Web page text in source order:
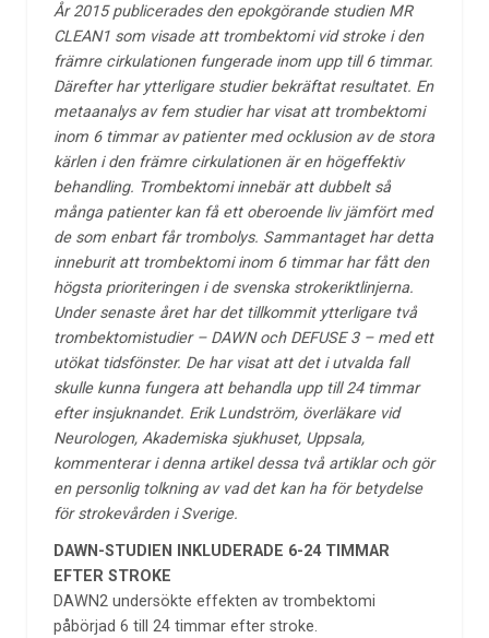
År 2015 publicerades den epokgörande studien MR
CLEAN1 som visade att trombektomi vid stroke i den
främre cirkulationen fungerade inom upp till 6 timmar.
Därefter har ytterligare studier bekräftat resultatet. En
metaanalys av fem studier har visat att trombektomi
inom 6 timmar av patienter med ocklusion av de stora
kärlen i den främre cirkulationen är en högeffektiv
behandling. Trombektomi innebär att dubbelt så
många patienter kan få ett oberoende liv jämfört med
de som enbart får trombolys. Sammantaget har detta
inneburit att trombektomi inom 6 timmar har fått den
högsta prioriteringen i de svenska strokeriktlinjerna.
Under senaste året har det tillkommit ytterligare två
trombektomistudier – DAWN och DEFUSE 3 – med ett
utökat tidsfönster. De har visat att det i utvalda fall
skulle kunna fungera att behandla upp till 24 timmar
efter insjuknandet. Erik Lundström, överläkare vid
Neurologen, Akademiska sjukhuset, Uppsala,
kommenterar i denna artikel dessa två artiklar och gör
en personlig tolkning av vad det kan ha för betydelse
för strokevården i Sverige.
DAWN-STUDIEN INKLUDERADE 6-24 TIMMAR
EFTER STROKE
DAWN2 undersökte effekten av trombektomi
påbörjad 6 till 24 timmar efter stroke.